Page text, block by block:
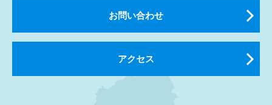
お問い合わせ
アクセス